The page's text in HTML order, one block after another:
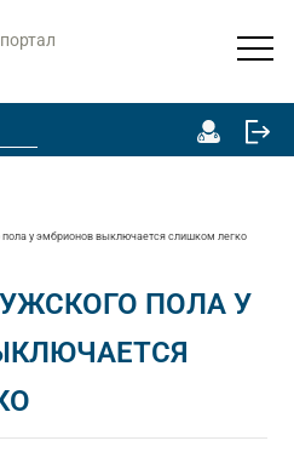
у эмбрионов выключается слишком легко
ПОЛА У